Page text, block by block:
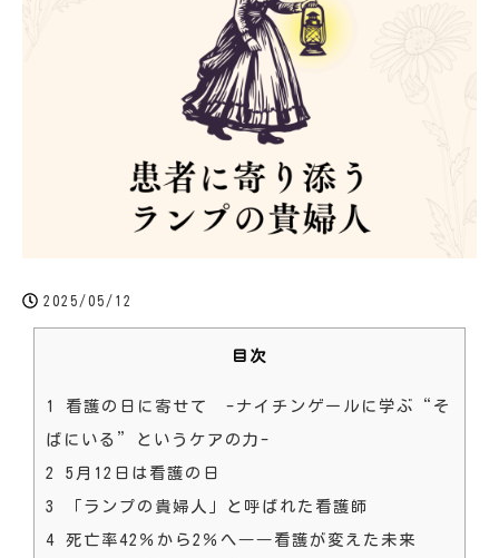
2025/05/12
目次
1
看護の日に寄せて -ナイチンゲールに学ぶ“そ
ばにいる”というケアの力-
2
5月12日は看護の日
3
「ランプの貴婦人」と呼ばれた看護師
4 死亡率42％から2％へ――看護が変えた未来